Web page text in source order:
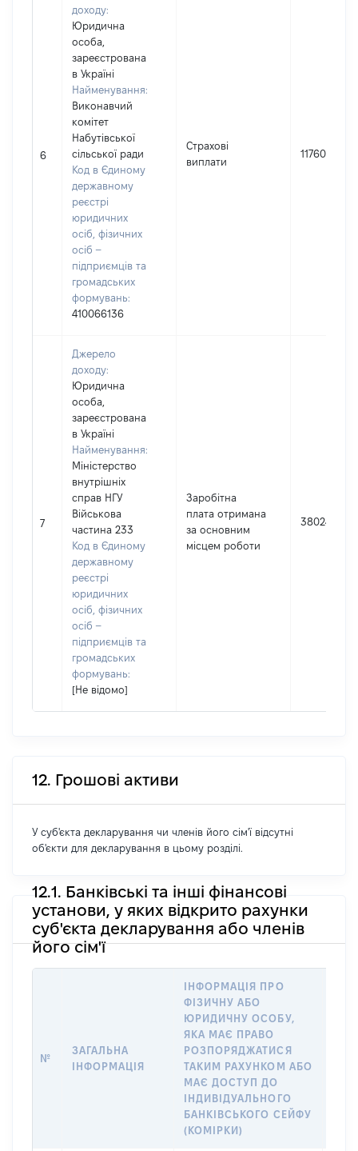
6
доходу:
Юридична
особа,
зареєстрована
в Україні
Найменування:
Виконавчий
комітет
Набутівської
сільської ради
Код в Єдиному
державному
реєстрі
юридичних
осіб, фізичних
осіб –
підприємців та
громадських
формувань:
410066136
Страхові
виплати
11760
7
Джерело
доходу:
Юридична
особа,
зареєстрована
в Україні
Найменування:
Міністерство
внутрішніх
справ НГУ
Військова
частина 233
Код в Єдиному
державному
реєстрі
юридичних
осіб, фізичних
осіб –
підприємців та
громадських
формувань:
[Не відомо]
Заробітна
плата отримана
за основним
місцем роботи
38024
12. Грошові активи
У суб'єкта декларування чи членів його сім'ї відсутні
об'єкти для декларування в цьому розділі.
12.1. Банківські та інші фінансові
установи, у яких відкрито рахунки
суб'єкта декларування або членів
його сім'ї
№
ЗАГАЛЬНА
ІНФОРМАЦІЯ
ІНФОРМАЦІЯ ПРО
ФІЗИЧНУ АБО
ЮРИДИЧНУ ОСОБУ,
ЯКА МАЄ ПРАВО
РОЗПОРЯДЖАТИСЯ
ТАКИМ РАХУНКОМ АБО
МАЄ ДОСТУП ДО
ІНДИВІДУАЛЬНОГО
БАНКІВСЬКОГО СЕЙФУ
(КОМІРКИ)